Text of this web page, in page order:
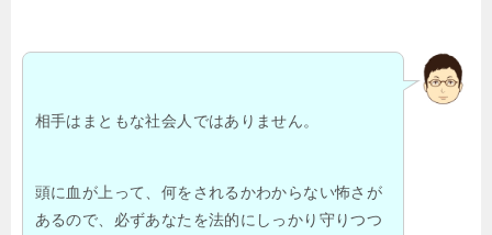
相手はまともな社会人ではありません。
頭に血が上って、何をされるかわからない怖さが
あるので、必ずあなたを法的にしっかり守りつつ